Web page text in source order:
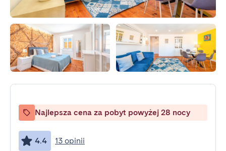
Najlepsza cena za pobyt powyżej 28 nocy
4.4 13 opinii